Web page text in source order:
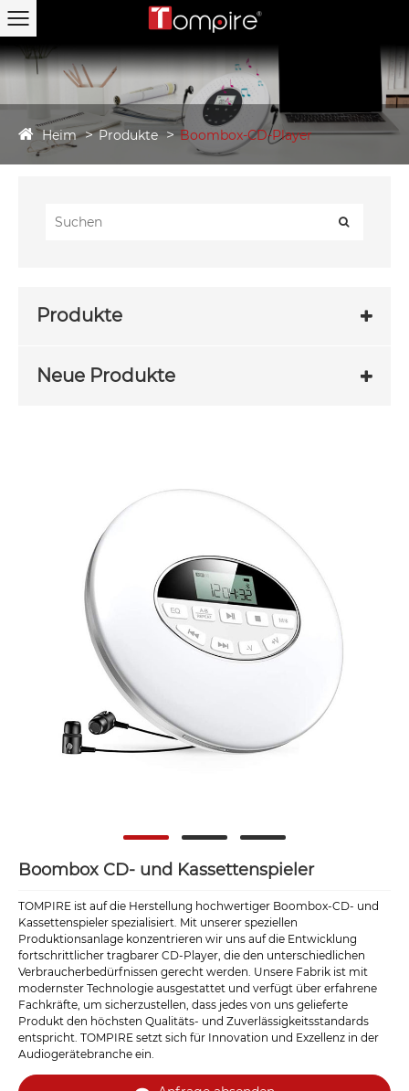
Heim Produkte Boombox-CD-Player
Produkte
Neue Produkte
Boombox CD- und Kassettenspieler
TOMPIRE ist auf die Herstellung hochwertiger Boombox-CD- und
Kassettenspieler spezialisiert. Mit unserer speziellen
Produktionsanlage konzentrieren wir uns auf die Entwicklung
fortschrittlicher tragbarer CD-Player, die den unterschiedlichen
Verbraucherbedürfnissen gerecht werden. Unsere Fabrik ist mit
modernster Technologie ausgestattet und verfügt über erfahrene
Fachkräfte, um sicherzustellen, dass jedes von uns gelieferte
Produkt den höchsten Qualitäts- und Zuverlässigkeitsstandards
entspricht. TOMPIRE setzt sich für Innovation und Exzellenz in der
Audiogerätebranche ein.